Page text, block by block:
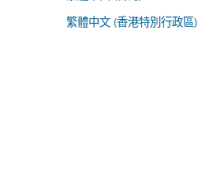
繁體中文 (香港特別行政區)